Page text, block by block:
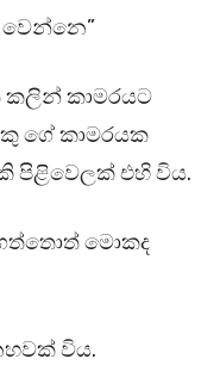
වෙන්නෙ”
කාමරයට
ගේ කාමරයක
පිළිවෙලක් එහි විය.
ගත්තොත් මොකද
විය.